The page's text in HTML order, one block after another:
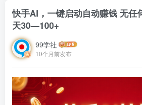
快手AI，一键启动自动赚钱 无任
天30—100+
99学社
10个月前发布